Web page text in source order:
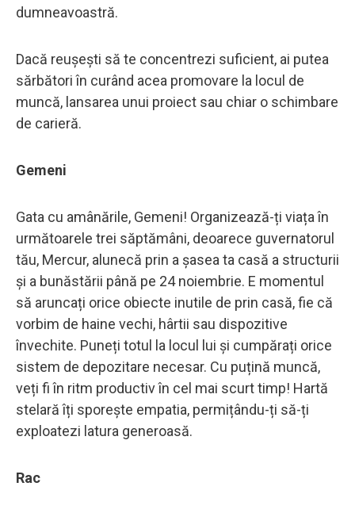
dumneavoastră.
Dacă reușești să te concentrezi suficient, ai putea
sărbători în curând acea promovare la locul de
muncă, lansarea unui proiect sau chiar o schimbare
de carieră.
Gemeni
Gata cu amânările, Gemeni! Organizează-ți viața în
următoarele trei săptămâni, deoarece guvernatorul
tău, Mercur, alunecă prin a șasea ta casă a structurii
și a bunăstării până pe 24 noiembrie. E momentul
să aruncați orice obiecte inutile de prin casă, fie că
vorbim de haine vechi, hârtii sau dispozitive
învechite. Puneți totul la locul lui și cumpărați orice
sistem de depozitare necesar. Cu puțină muncă,
veți fi în ritm productiv în cel mai scurt timp! Hartă
stelară îți sporește empatia, permițându-ți să-ți
exploatezi latura generoasă.
Rac